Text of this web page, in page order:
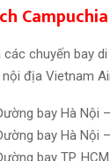
các chuyến bay
địa Vietnam
bay Hà Nội
bay Hà Nội
bay TP.